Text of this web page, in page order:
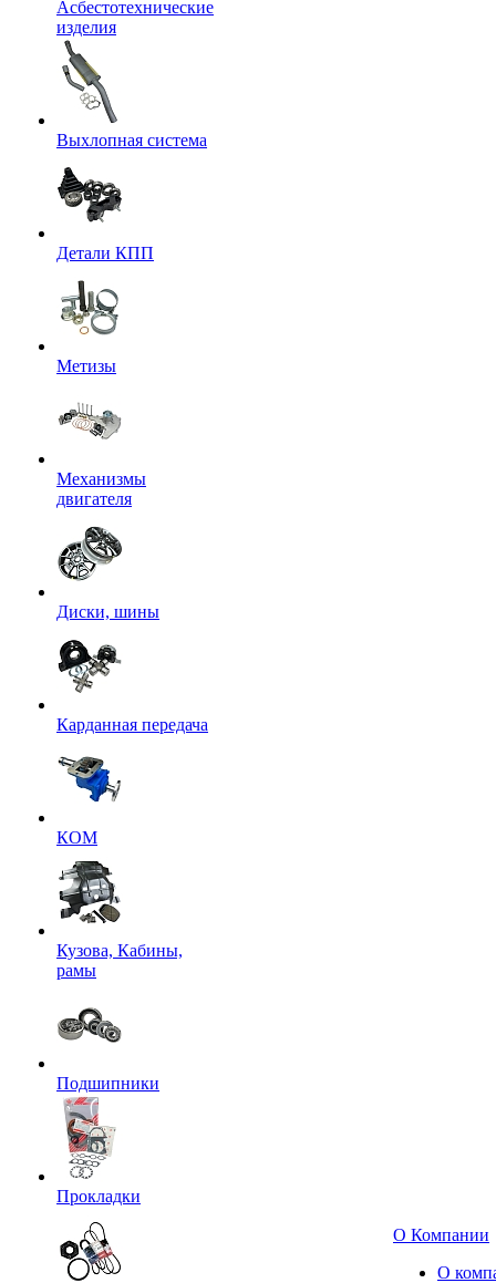
Асбестотехнические
изделия
Выхлопная система
Детали КПП
Метизы
Механизмы
двигателя
Диски, шины
Карданная передача
КОМ
Кузова, Кабины,
рамы
Подшипники
Прокладки
О Компании
О